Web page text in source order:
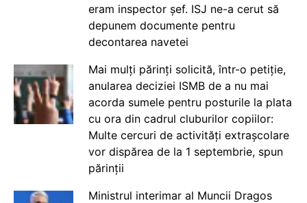
eram inspector șef. ISJ ne-a cerut să
depunem documente pentru
decontarea navetei
Mai mulți părinți solicită, într-o petiție,
anularea deciziei ISMB de a nu mai
acorda sumele pentru posturile la plata
cu ora din cadrul cluburilor copiilor:
Multe cercuri de activități extrașcolare
vor dispărea de la 1 septembrie, spun
părinții
Ministrul interimar al Muncii Dragos